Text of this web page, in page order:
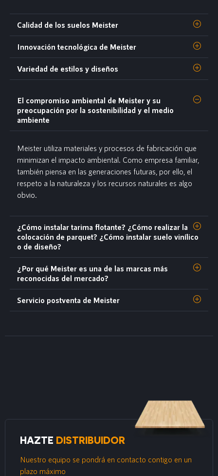
Calidad de los suelos Meister
Innovación tecnológica de Meister
Variedad de estilos y diseños
El compromiso ambiental de Meister y su
preocupación por la sostenibilidad y el medio
ambiente
Meister utiliza materiales y procesos de fabricación que
minimizan el impacto ambiental. Como empresa familiar,
también piensa en las generaciones futuras, por ello, el
respeto a la naturaleza y los recursos naturales es algo
obvio.
¿Cómo instalar tarima flotante? ¿Cómo realizar la
colocación de parquet? ¿Cómo instalar suelo vinílico
o de diseño?
¿Por qué Meister es una de las marcas más
reconocidas del mercado?
Servicio postventa de Meister
HAZTE DISTRIBUIDOR
Nuestro equipo se pondrá en contacto contigo en un
plazo máximo